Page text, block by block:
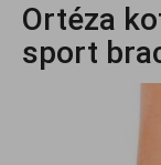
Ortéza
sport